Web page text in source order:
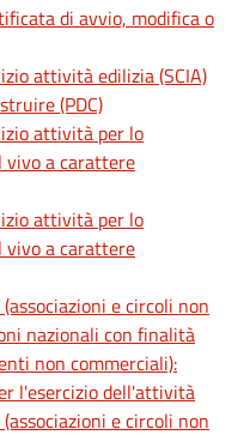
di avvio, modifica o
attività edilizia (SCIA)
(PDC)
attività per lo
vivo a carattere
attività per lo
vivo a carattere
e circoli non
nazionali con finalità
non commerciali):
l'esercizio dell'attività
e circoli non